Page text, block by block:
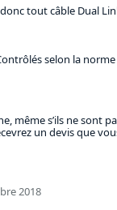
tout câble Dual
selon la
même s’ils ne sont
un devis que
2018